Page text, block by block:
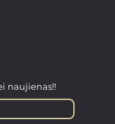
naujienas!!